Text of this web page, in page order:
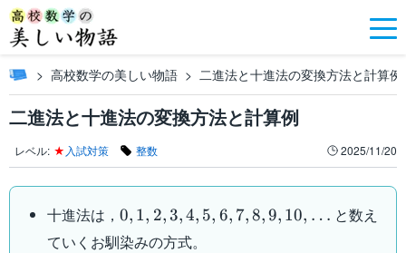
高校数学の美しい物語 二進法と十進法の変換方法と計算例
二進法と十進法の変換方法と計算例
レベル: ★ 入試対策 整数 2025/11/20
十進法は，0,1,2,3,4,5,6,7,8,9,10,\dots
0, 1, 2,3,4, 5, 6, 7,8,9, 10, … と数え
ていくお馴染みの方式。